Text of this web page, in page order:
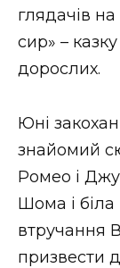
НОВИНИ
глядачів
сир» –
дорослих.
Юні
знайомий
Ромео і
Шома і
втручання
призвести